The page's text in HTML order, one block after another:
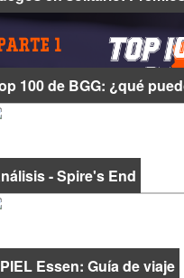
100 de BGG: ¿qué
- Spire's End
Essen: Guía de viaje